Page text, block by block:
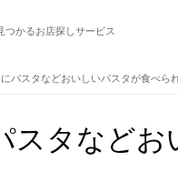
つかるお店探しサービス
パスタなどおいしいパスタが食べら
スタなど